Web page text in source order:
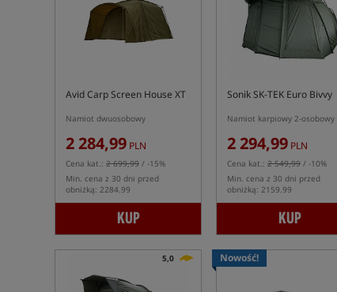
Avid Carp Screen House XT
Namiot dwuosobowy
2 284,99 PLN
Cena kat.: 2 699,99 / -15%
Min. cena z 30 dni przed
obniżką: 2284.99
KUP
Sonik SK-TEK Euro Bivvy
Namiot karpiowy 2-osobowy
2 294,99 PLN
Cena kat.: 2 549,99 / -10%
Min. cena z 30 dni przed
obniżką: 2159.99
KUP
5,0 Nowość!